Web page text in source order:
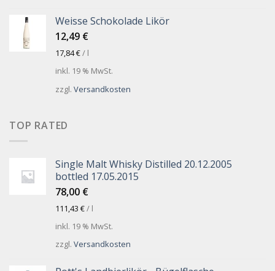
Weisse Schokolade Likör
12,49 €
17,84€/ l
inkl. 19 % MwSt.
zzgl. Versandkosten
TOP RATED
Single Malt Whisky Distilled 20.12.2005
bottled 17.05.2015
78,00 €
111,43 €/ l
inkl. 19 % MwSt.
zzgl. Versandkosten